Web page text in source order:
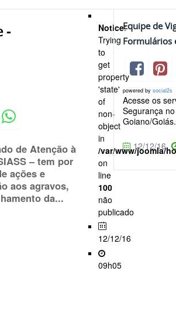
-
de Atenção à
– tem por
ações e
aos agravos,
da...
Notice:
Trying
to
get
property
'state'
of
non-
object
in
/var/www/joomla/
on
line
100
não
publicado
12/12/16
09h05
Equipe de
Formulários
powered bysocial2s
Acesse os
Segurança
Goiano/Goiás.
12/12/16